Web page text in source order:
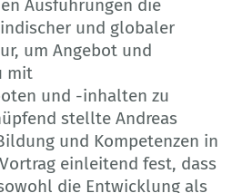
Ausführungen die
und globaler
um Angebot und
mit
und -inhalten zu
stellte Andreas
und Kompetenzen in
einleitend fest, dass
die Entwicklung als